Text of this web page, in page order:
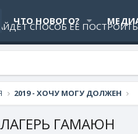
ЧТО НОВОГО?
2019 - ХОЧУ МОГУ ДОЛЖЕН
ГАМАЮН